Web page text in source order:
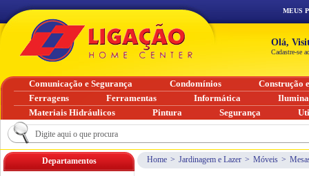
Home > Jardinagem e Lazer > Móveis >
Departamentos
MEUS
Olá,
Cadastre-se
Comunicação e Segurança Condomínios
Construção
Ferragens
Ferramentas Informática
Materiais Hidráulicos
Pintura Segurança